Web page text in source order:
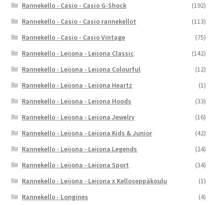
Rannekello - Casio - Casio G-Shock
(192)
Rannekello - Casio - Casio rannekellot
(113)
Rannekello - Casio - Casio Vintage
(75)
Rannekello - Leijona - Leijona Classic
(142)
Rannekello - Leijona - Leijona Colourful
(12)
Rannekello - Leijona - Leijona Heartz
(1)
Rannekello - Leijona - Leijona Hoods
(33)
Rannekello - Leijona - Leijona Jewelry
(16)
Rannekello - Leijona - Leijona Kids & Junior
(42)
Rannekello - Leijona - Leijona Legends
(24)
Rannekello - Leijona - Leijona Sport
(34)
Rannekello - Leijona - Leijona x Kelloseppäkoulu
(1)
Rannekello - Longines
(4)